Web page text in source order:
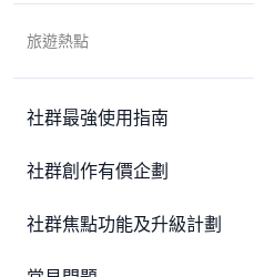
旅遊熱點
社群最強使用指南
社群創作有價企劃
社群焦點功能及升級計劃